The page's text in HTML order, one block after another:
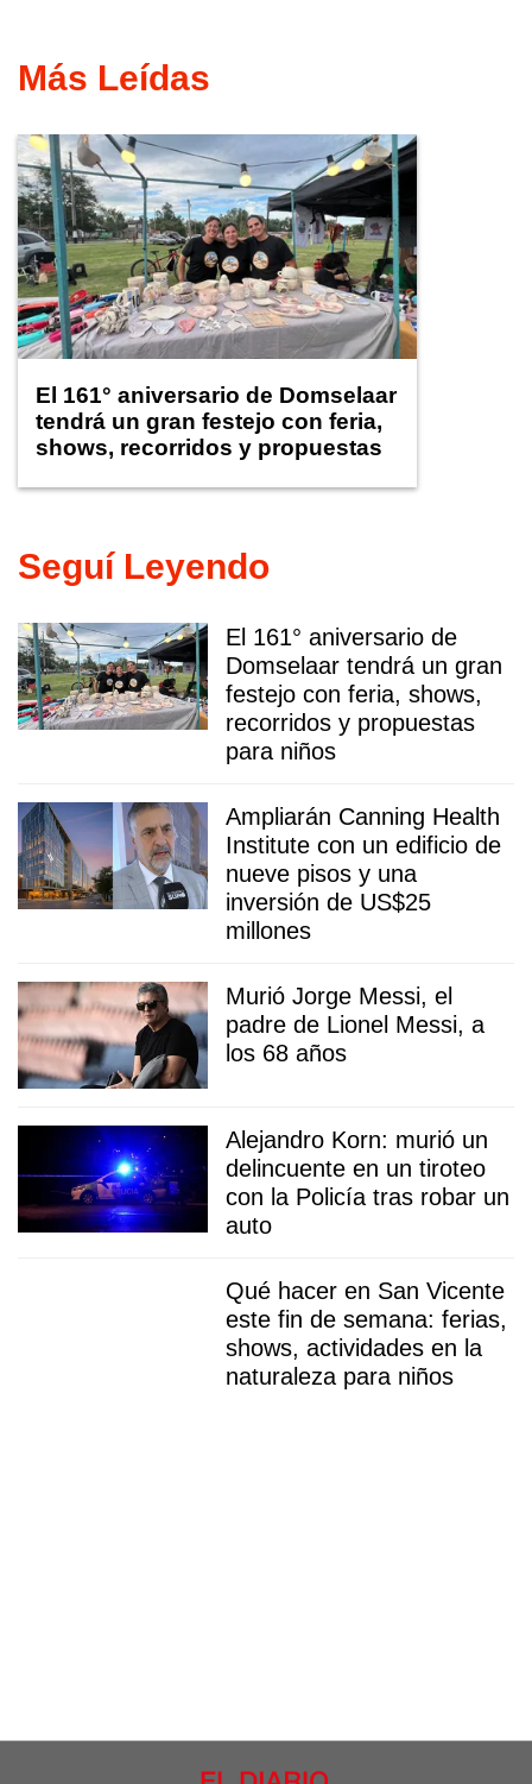
Más Leídas
El 161° aniversario de Domselaar
tendrá un gran festejo con feria,
shows, recorridos y propuestas
Seguí Leyendo
El 161° aniversario de
Domselaar tendrá un gran
festejo con feria, shows,
recorridos y propuestas
para niños
Ampliarán Canning Health
Institute con un edificio de
nueve pisos y una
inversión de US$25
millones
Murió Jorge Messi, el
padre de Lionel Messi, a
los 68 años
Alejandro Korn: murió un
delincuente en un tiroteo
con la Policía tras robar un
auto
Qué hacer en San Vicente
este fin de semana: ferias,
shows, actividades en la
naturaleza para niños